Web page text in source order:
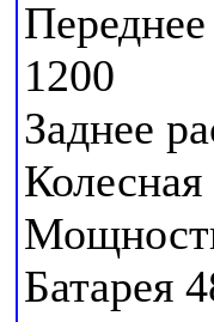
1200
Заднее
Батарея